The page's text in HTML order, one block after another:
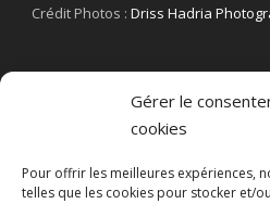
Gérer le
cookies
Pour offrir les meilleures expériences,
telles que les cookies pour stocker et/
Crédit Photos : Driss Hadria